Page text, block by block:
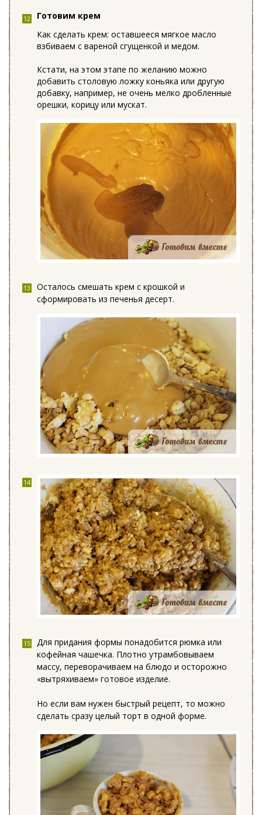
Готовим крем
Как сделать крем: оставшееся мягкое масло
взбиваем с вареной сгущенкой и медом.
Кстати, на этом этапе по желанию можно
добавить столовую ложку коньяка или другую
добавку, например, не очень мелко дробленные
орешки, корицу или мускат.
Осталось смешать крем с крошкой и
сформировать из печенья десерт.
Для придания формы понадобится рюмка или
кофейная чашечка. Плотно утрамбовываем
массу, переворачиваем на блюдо и осторожно
«вытряхиваем» готовое изделие.
Но если вам нужен быстрый рецепт, то можно
сделать сразу целый торт в одной форме.